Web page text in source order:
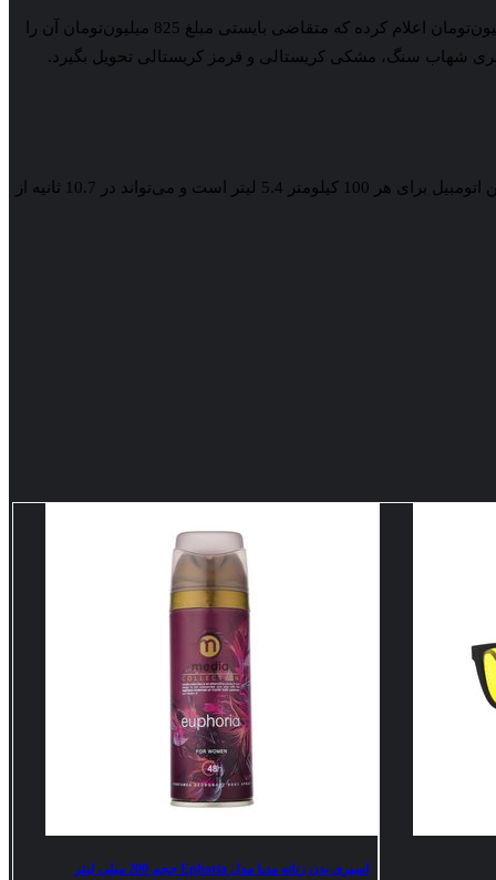
خودرو دیگری که شرایط فروش آن اعلام شده، هوندا HR-V است. شرکت قیمت علی‌الحساب این محصول در مبادی گمرکی را 1 میلیارد و 650 میلیون‌تومان اعلام کرده که متقاضی بایستی مبلغ 825 میلیون‌تومان آن را
خود را در رنگ‌های سفید طبیعی، خاکستری شهاب سنگ، مشکی کریستالی و قرمز کریستالی تحویل بگیرد.
هوندا HR-V به یک موتور هیبریدی 1498 سی‌سی مجهز است که درحالت بنزینی 106 و در حالت برقی 131 اسب‌بخار قدرت دارد. مصرف سوخت این اتومبیل برای هر 100 کیلومتر 5.4 لیتر است و می‌تواند در 10.7 ثانیه از
اسپری بدن زنانه مدیا مدل Ephoria حجم 200 میلی لیتر